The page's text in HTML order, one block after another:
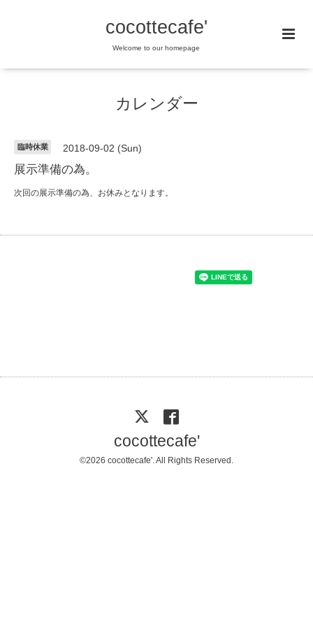
cocottecafe'
Welcome to our homepage
カレンダー
臨時休業 2018-09-02 (Sun)
展示準備の為。
次回の展示準備の為、お休みとなります。
cocottecafe'
©2026 cocottecafe'. All Rights Reserved.